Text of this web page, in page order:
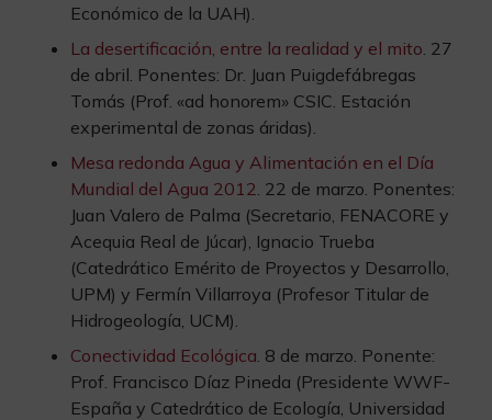
Económico de la UAH).
La desertificación, entre la realidad y el mito . 27
de abril. Ponentes: Dr. Juan Puigdefábregas
Tomás (Prof. «ad honorem» CSIC. Estación
experimental de zonas áridas).
Mesa redonda Agua y Alimentación en el Día
Mundial del Agua 2012 . 22 de marzo. Ponentes:
Juan Valero de Palma (Secretario, FENACORE y
Acequia Real de Júcar), Ignacio Trueba
(Catedrático Emérito de Proyectos y Desarrollo,
UPM) y Fermín Villarroya (Profesor Titular de
Hidrogeología, UCM).
Conectividad Ecológica . 8 de marzo. Ponente:
Prof. Francisco Díaz Pineda (Presidente WWF-
España y Catedrático de Ecología, Universidad